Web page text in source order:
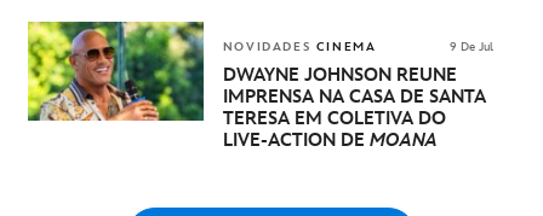
NOVIDADES CINEMA 9 De Jul
DWAYNE JOHNSON REÚNE
IMPRENSA NA CASA DE SANTA
TERESA EM COLETIVA DO
LIVE-ACTION DE MOANA